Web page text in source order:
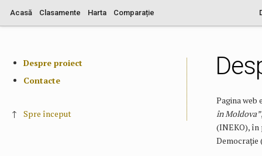
Acasă Clasamente Harta Comparație
Despre proiect
Contacte
↑ Spre început
Pagina
în Moldova”
(INEKO), în
Democrație